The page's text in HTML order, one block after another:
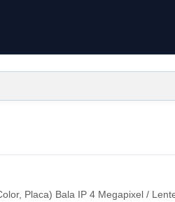
Placa) Bala IP 4 Megapixel /